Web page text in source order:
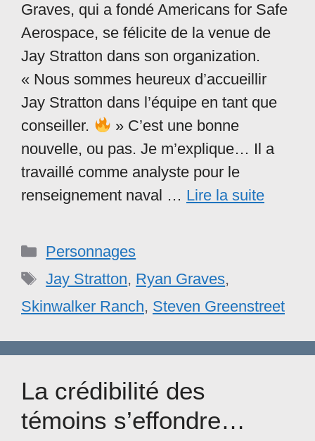
Graves, qui a fondé Americans for Safe
Aerospace, se félicite de la venue de
Jay Stratton dans son organization.
« Nous sommes heureux d’accueillir
Jay Stratton dans l’équipe en tant que
conseiller.
» C’est une bonne
nouvelle, ou pas. Je m’explique… Il a
travaillé comme analyste pour le
renseignement naval … Lire la suite
Catégories
Personnages
Étiquettes
Jay Stratton, Ryan Graves,
Skinwalker Ranch, Steven Greenstreet
La crédibilité des
témoins s’effondre…